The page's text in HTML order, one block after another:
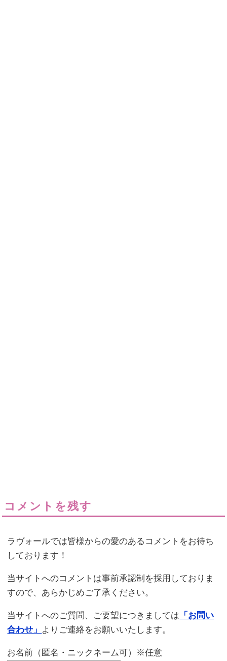
コメントを残す
ラヴォールでは皆様からの愛のあるコメントをお待ち
しております！
当サイトへのコメントは事前承認制を採用しておりま
すので、あらかじめご了承ください。
当サイトへのご質問、ご要望につきましては 「お問い
合わせ」 よりご連絡をお願いいたします。
お名前（匿名・ニックネーム可）※任意